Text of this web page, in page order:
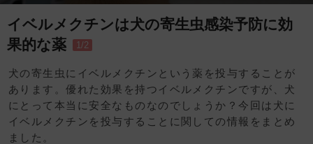
イベルメクチンは犬の寄生虫感染予防に効
果的な薬
1/2
犬の寄生虫にイベルメクチンという薬を投与することが
あります。優れた効果を持つイベルメクチンですが、犬
にとって本当に安全なものなのでしょうか？今回は犬に
イベルメクチンを投与することに関しての情報をまとめ
ました。